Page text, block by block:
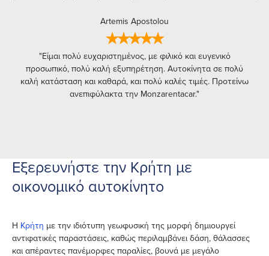
"Απόλυτα ευχαριστημένος!
Καλή εξυπηρέτηση, καλό αυτοκίνητο δίπλα στο αεροδρόμιο!"
Artemis Apostolou
★★★★★
"Είμαι πολύ ευχαριστημένος, με φιλικό και ευγενικό
προσωπικό, πολύ καλή εξυπηρέτηση. Aυτοκίνητα σε πολύ
καλή κατάσταση και καθαρά, και πολύ καλές τιμές. Προτείνω
ανεπιφύλακτα την Monzarentacar."
★★★★★
"Άψογη εξυπηρέτηση και σε πολύ ικανοποιητικές τιμές.
Έχουμε νοικιάσει αρκετές φορές από την ΜΟΝΖΑ στην
Κρήτη, οι υπάλληλοι ήταν πάντα πολύ φιλικοί και τα
αυτοκίνητα καινούργια ή σχεδόν καινούργια."
Εξερευνήστε την Κρήτη με
οικονομικό αυτοκίνητο
Η Κρήτη με την ιδιότυπη γεωφυσική της μορφή δημιουργεί
αντιφατικές παραστάσεις, καθώς περιλαμβάνει δάση, θάλασσες
και απέραντες πανέμορφες παραλίες, βουνά με μεγάλο